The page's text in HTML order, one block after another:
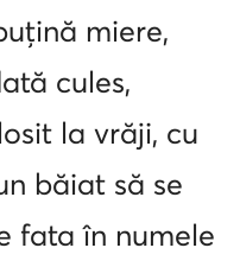
miere,
cules,
la vrăji, cu
băiat să se
fata în numele